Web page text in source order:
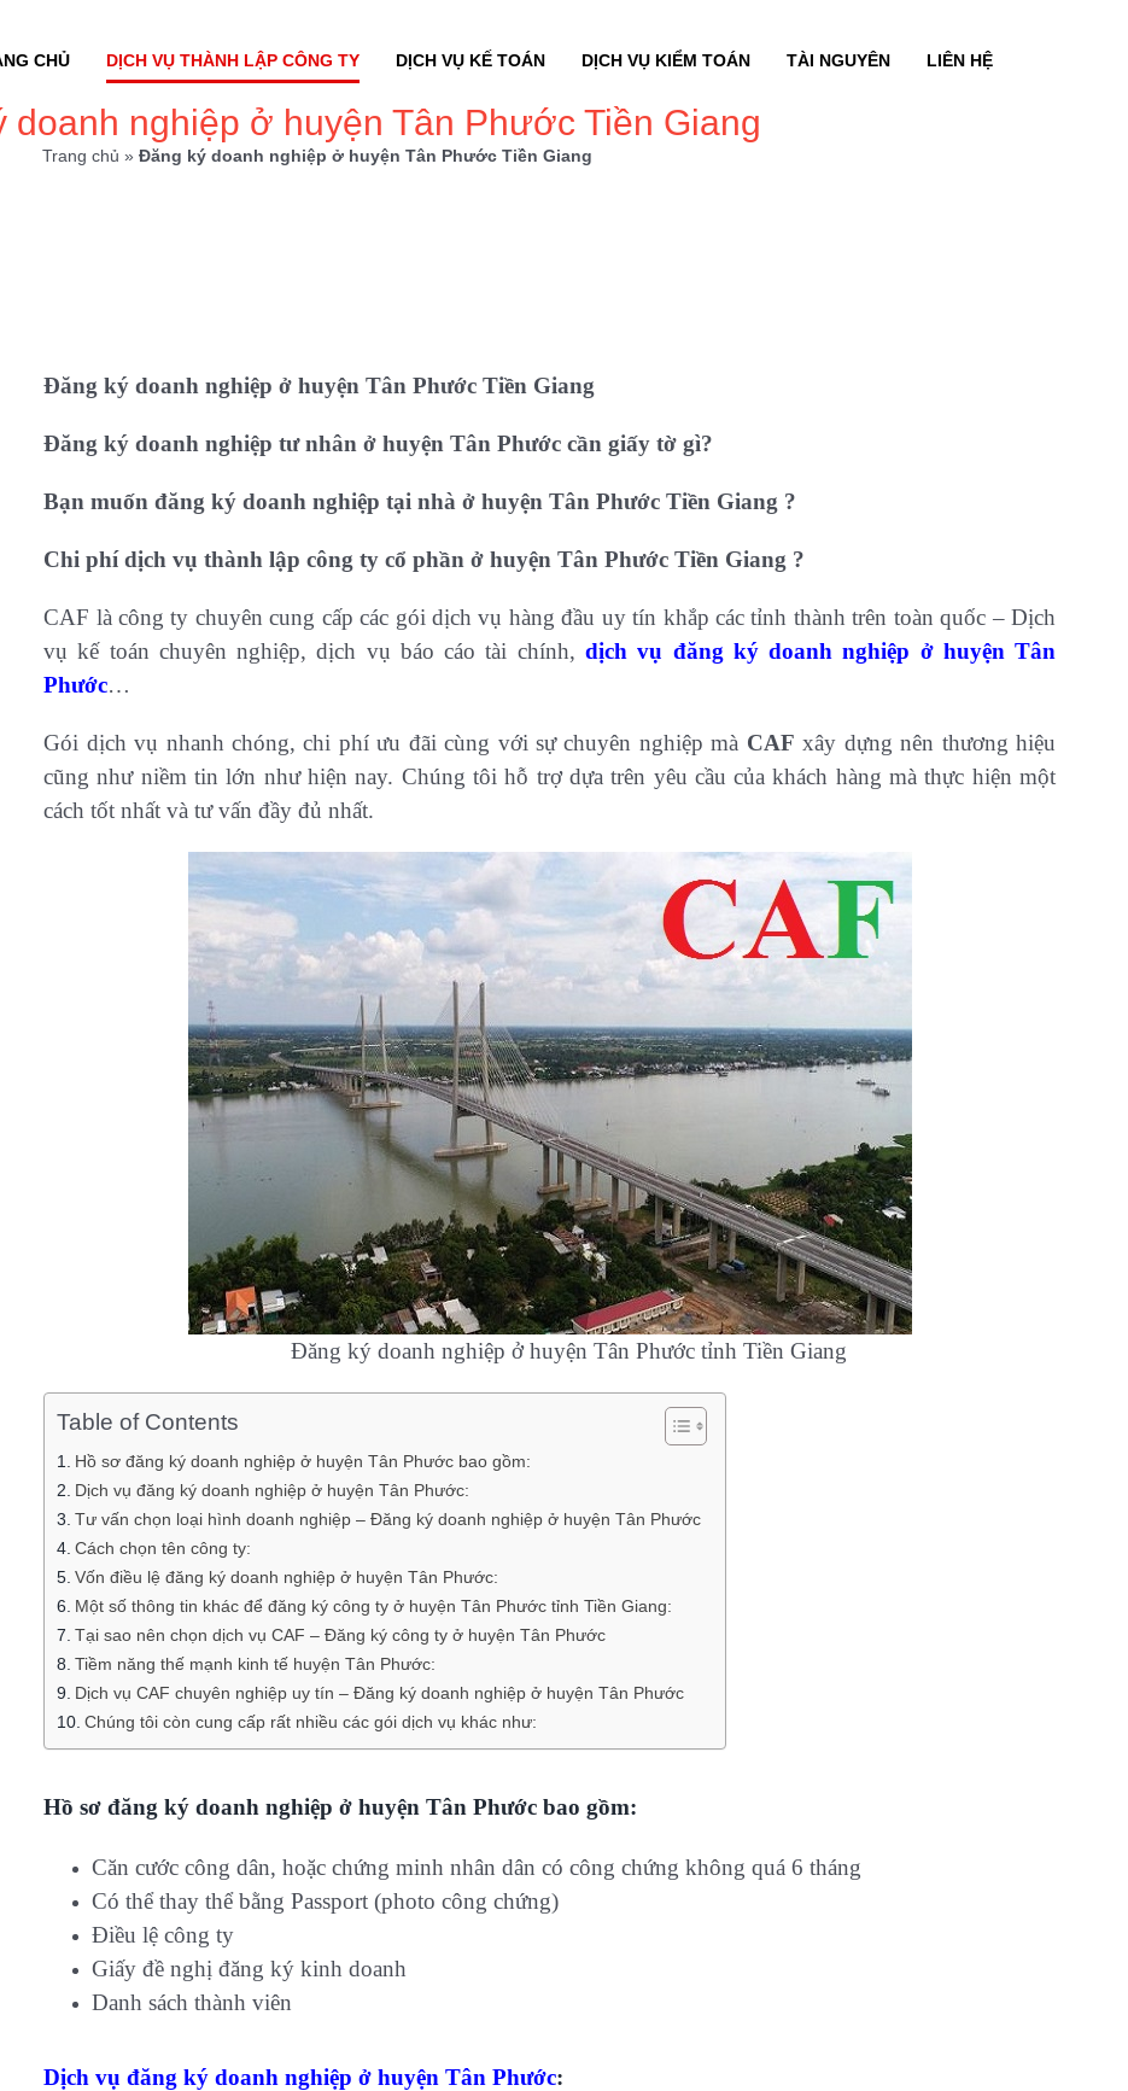
CHỦ DỊCH VỤ THÀNH LẬP CÔNG TY DỊCH VỤ KẾ TOÁN DỊCH VỤ KIỂM TOÁN TÀI NGUYÊN LIÊN HỆ
doanh nghiệp ở huyện Tân Phước Tiền Giang
Trang chủ » Đăng ký doanh nghiệp ở huyện Tân Phước Tiền Giang
Đăng ký doanh nghiệp ở huyện Tân Phước Tiền Giang
Đăng ký doanh nghiệp tư nhân ở huyện Tân Phước cần giấy tờ gì?
Bạn muốn đăng ký doanh nghiệp tại nhà ở huyện Tân Phước Tiền Giang ?
Chi phí dịch vụ thành lập công ty cổ phần ở huyện Tân Phước Tiền Giang ?
CAF là công ty chuyên cung cấp các gói dịch vụ hàng đầu uy tín khắp các tỉnh thành trên toàn quốc – Dịch
vụ kế toán chuyên nghiệp, dịch vụ báo cáo tài chính, dịch vụ đăng ký doanh nghiệp ở huyện Tân
Phước…
Gói dịch vụ nhanh chóng, chi phí ưu đãi cùng với sự chuyên nghiệp mà CAF xây dựng nên thương hiệu
cũng như niềm tin lớn như hiện nay. Chúng tôi hỗ trợ dựa trên yêu cầu của khách hàng mà thực hiện một
cách tốt nhất và tư vấn đầy đủ nhất.
Đăng ký doanh nghiệp ở huyện Tân Phước tỉnh Tiền Giang
Table of Contents
Hồ sơ đăng ký doanh nghiệp ở huyện Tân Phước bao gồm:
Dịch vụ đăng ký doanh nghiệp ở huyện Tân Phước:
Tư vấn chọn loại hình doanh nghiệp – Đăng ký doanh nghiệp ở huyện Tân Phước
Cách chọn tên công ty:
Vốn điều lệ đăng ký doanh nghiệp ở huyện Tân Phước:
Một số thông tin khác để đăng ký công ty ở huyện Tân Phước tỉnh Tiền Giang:
Tại sao nên chọn dịch vụ CAF – Đăng ký công ty ở huyện Tân Phước
Tiềm năng thế mạnh kinh tế huyện Tân Phước:
Dịch vụ CAF chuyên nghiệp uy tín – Đăng ký doanh nghiệp ở huyện Tân Phước
Chúng tôi còn cung cấp rất nhiều các gói dịch vụ khác như:
Hồ sơ đăng ký doanh nghiệp ở huyện Tân Phước bao gồm:
Căn cước công dân, hoặc chứng minh nhân dân có công chứng không quá 6 tháng
Có thể thay thể bằng Passport (photo công chứng)
Điều lệ công ty
Giấy đề nghị đăng ký kinh doanh
Danh sách thành viên
Dịch vụ đăng ký doanh nghiệp ở huyện Tân Phước: